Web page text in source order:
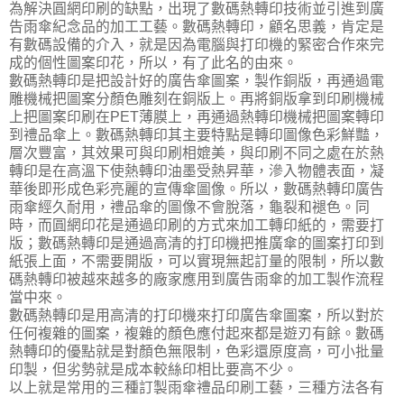
為解決圓網印刷的缺點，出現了數碼熱轉印技術並引進到廣
告雨傘紀念品的加工工藝。數碼熱轉印，顧名思義，肯定是
有數碼設備的介入，就是因為電腦與打印機的緊密合作來完
成的個性圖案印花，所以，有了此名的由來。
數碼熱轉印是把設計好的廣告傘圖案，製作銅版，再通過電
雕機械把圖案分顏色雕刻在銅版上。再將銅版拿到印刷機械
上把圖案印刷在PET薄膜上，再通過熱轉印機械把圖案轉印
到禮品傘上。數碼熱轉印其主要特點是轉印圖像色彩鮮豔，
層次豐富，其效果可與印刷相媲美，與印刷不同之處在於熱
轉印是在高溫下使熱轉印油墨受熱昇華，滲入物體表面，凝
華後即形成色彩亮麗的宣傳傘圖像。所以，數碼熱轉印廣告
雨傘經久耐用，禮品傘的圖像不會脫落，龜裂和褪色。同
時，而圓網印花是通過印刷的方式來加工轉印紙的，需要打
版；數碼熱轉印是通過高清的打印機把推廣傘的圖案打印到
紙張上面，不需要開版，可以實現無起訂量的限制，所以數
碼熱轉印被越來越多的廠家應用到廣告雨傘的加工製作流程
當中來。
數碼熱轉印是用高清的打印機來打印廣告傘圖案，所以對於
任何複雜的圖案，複雜的顏色應付起來都是遊刃有餘。數碼
熱轉印的優點就是對顏色無限制，色彩還原度高，可小批量
印製，但劣勢就是成本較絲印相比要高不少。
以上就是常用的三種訂製雨傘禮品印刷工藝，三種方法各有